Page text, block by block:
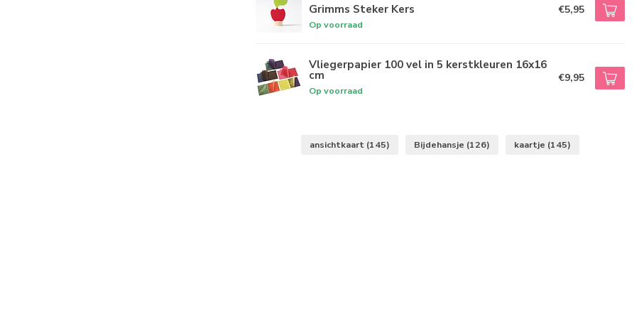
Grimms Steker Kers
Op voorraad
€5,95
Vliegerpapier 100 vel in 5 kerstkleuren 16x16
cm
Op voorraad
€9,95
ansichtkaart (145) Bijdehansje (126) kaartje (145)